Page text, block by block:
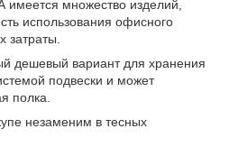
множество изделий,
использования офисного
затраты.
дешевый вариант для хранения
подвески и может
полка.
незаменим в тесных